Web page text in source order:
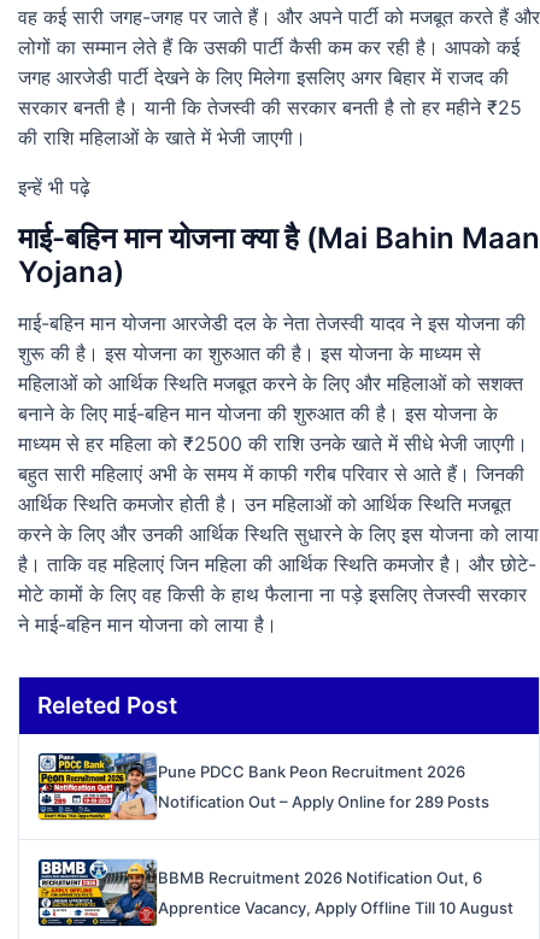
वह कई सारी जगह-जगह पर जाते हैं। और अपने पार्टी को मजबूत करते हैं और
लोगों का सम्मान लेते हैं कि उसकी पार्टी कैसी कम कर रही है। आपको कई
जगह आरजेडी पार्टी देखने के लिए मिलेगा इसलिए अगर बिहार में राजद की
सरकार बनती है। यानी कि तेजस्वी की सरकार बनती है तो हर महीने ₹25
की राशि महिलाओं के खाते में भेजी जाएगी।
इन्हें भी पढ़े
माई-बहिन मान योजना क्या है (Mai Bahin Maan
Yojana)
माई-बहिन मान योजना आरजेडी दल के नेता तेजस्वी यादव ने इस योजना की
शुरू की है। इस योजना का शुरुआत की है। इस योजना के माध्यम से
महिलाओं को आर्थिक स्थिति मजबूत करने के लिए और महिलाओं को सशक्त
बनाने के लिए माई-बहिन मान योजना की शुरुआत की है। इस योजना के
माध्यम से हर महिला को ₹2500 की राशि उनके खाते में सीधे भेजी जाएगी।
बहुत सारी महिलाएं अभी के समय में काफी गरीब परिवार से आते हैं। जिनकी
आर्थिक स्थिति कमजोर होती है। उन महिलाओं को आर्थिक स्थिति मजबूत
करने के लिए और उनकी आर्थिक स्थिति सुधारने के लिए इस योजना को लाया
है। ताकि वह महिलाएं जिन महिला की आर्थिक स्थिति कमजोर है। और छोटे-
मोटे कामों के लिए वह किसी के हाथ फैलाना ना पड़े इसलिए तेजस्वी सरकार
ने माई-बहिन मान योजना को लाया है।
Releted Post
Pune PDCC Bank Peon Recruitment 2026
Notification Out – Apply Online for 289 Posts
BBMB Recruitment 2026 Notification Out, 6
Apprentice Vacancy, Apply Offline Till 10 August